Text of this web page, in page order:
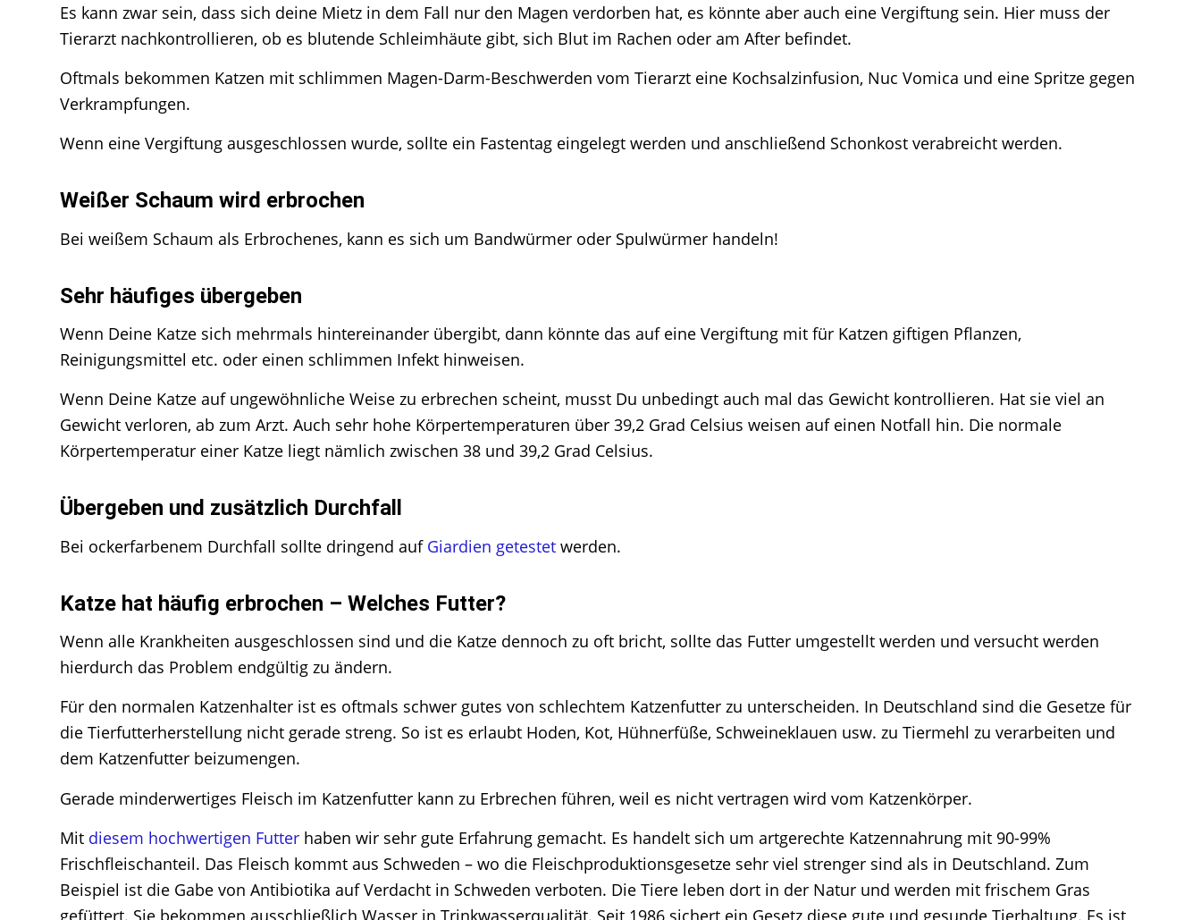
Es kann zwar sein, dass sich deine Mietz in dem Fall nur den Magen verdorben hat, es könnte aber auch eine Vergiftung sein. Hier muss der
Tierarzt nachkontrollieren, ob es blutende Schleimhäute gibt, sich Blut im Rachen oder am After befindet.
Oftmals bekommen Katzen mit schlimmen Magen-Darm-Beschwerden vom Tierarzt eine Kochsalzinfusion, Nuc Vomica und eine Spritze gegen
Verkrampfungen.
Wenn eine Vergiftung ausgeschlossen wurde, sollte ein Fastentag eingelegt werden und anschließend Schonkost verabreicht werden.
Weißer Schaum wird erbrochen
Bei weißem Schaum als Erbrochenes, kann es sich um Bandwürmer oder Spulwürmer handeln!
Sehr häufiges übergeben
Wenn Deine Katze sich mehrmals hintereinander übergibt, dann könnte das auf eine Vergiftung mit für Katzen giftigen Pflanzen,
Reinigungsmittel etc. oder einen schlimmen Infekt hinweisen.
Wenn Deine Katze auf ungewöhnliche Weise zu erbrechen scheint, musst Du unbedingt auch mal das Gewicht kontrollieren. Hat sie viel an
Gewicht verloren, ab zum Arzt. Auch sehr hohe Körpertemperaturen über 39,2 Grad Celsius weisen auf einen Notfall hin. Die normale
Körpertemperatur einer Katze liegt nämlich zwischen 38 und 39,2 Grad Celsius.
Übergeben und zusätzlich Durchfall
Bei ockerfarbenem Durchfall sollte dringend auf Giardien getestet werden.
Katze hat häufig erbrochen – Welches Futter?
Wenn alle Krankheiten ausgeschlossen sind und die Katze dennoch zu oft bricht, sollte das Futter umgestellt werden und versucht werden
hierdurch das Problem endgültig zu ändern.
Für den normalen Katzenhalter ist es oftmals schwer gutes von schlechtem Katzenfutter zu unterscheiden. In Deutschland sind die Gesetze für
die Tierfutterherstellung nicht gerade streng. So ist es erlaubt Hoden, Kot, Hühnerfüße, Schweineklauen usw. zu Tiermehl zu verarbeiten und
dem Katzenfutter beizumengen.
Gerade minderwertiges Fleisch im Katzenfutter kann zu Erbrechen führen, weil es nicht vertragen wird vom Katzenkörper.
Mit diesem hochwertigen Futter haben wir sehr gute Erfahrung gemacht. Es handelt sich um artgerechte Katzennahrung mit 90-99%
Frischfleischanteil. Das Fleisch kommt aus Schweden – wo die Fleischproduktionsgesetze sehr viel strenger sind als in Deutschland. Zum
Beispiel ist die Gabe von Antibiotika auf Verdacht in Schweden verboten. Die Tiere leben dort in der Natur und werden mit frischem Gras
gefüttert. Sie bekommen ausschließlich Wasser in Trinkwasserqualität. Seit 1986 sichert ein Gesetz diese gute und gesunde Tierhaltung. Es ist